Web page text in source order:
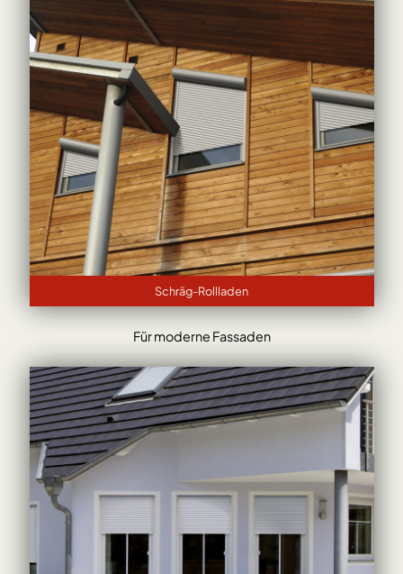
Schräg-Rollladen
Für moderne Fassaden